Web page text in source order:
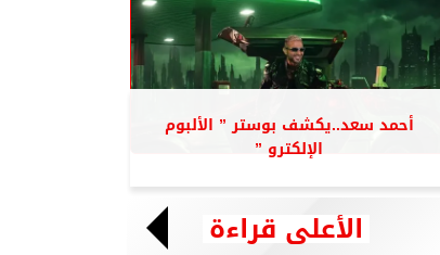
أحمد سعد..يكشف بوستر ” الألبوم
الإلكترو ”
الأعلى قراءة